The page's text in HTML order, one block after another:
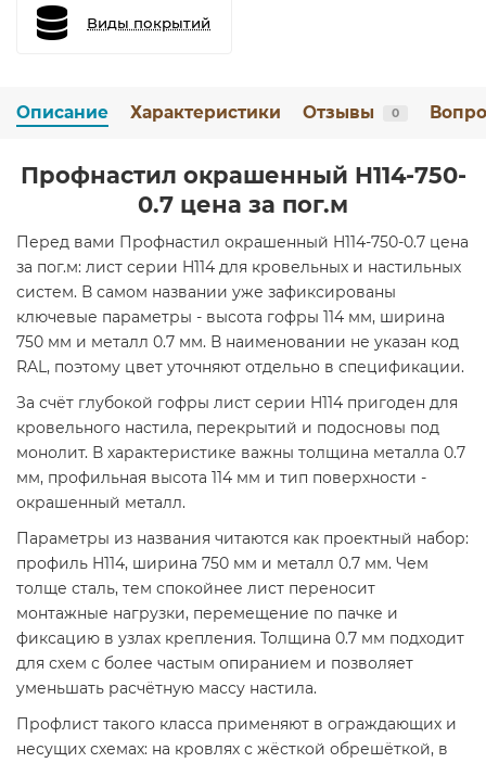
Виды покрытий
Описание Характеристики Отзывы 0
Профнастил окрашенный H114-750-
0.7 цена за пог.м
Перед вами Профнастил окрашенный H114-750-0.7 цена
за пог.м: лист серии H114 для кровельных и настильных
систем. В самом названии уже зафиксированы
ключевые параметры - высота гофры 114 мм, ширина
750 мм и металл 0.7 мм. В наименовании не указан код
RAL, поэтому цвет уточняют отдельно в спецификации.
За счёт глубокой гофры лист серии H114 пригоден для
кровельного настила, перекрытий и подосновы под
монолит. В характеристике важны толщина металла 0.7
мм, профильная высота 114 мм и тип поверхности -
окрашенный металл.
Параметры из названия читаются как проектный набор:
профиль H114, ширина 750 мм и металл 0.7 мм. Чем
толще сталь, тем спокойнее лист переносит
монтажные нагрузки, перемещение по пачке и
фиксацию в узлах крепления. Толщина 0.7 мм подходит
для схем с более частым опиранием и позволяет
уменьшать расчётную массу настила.
Профлист такого класса применяют в ограждающих и
несущих схемах: на кровлях с жёсткой обрешёткой, в